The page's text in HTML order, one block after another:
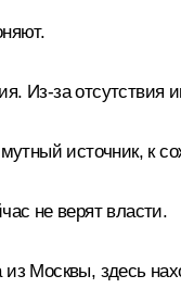
Из-за отсутствия
источник, к
не верят власти.
Москвы, здесь